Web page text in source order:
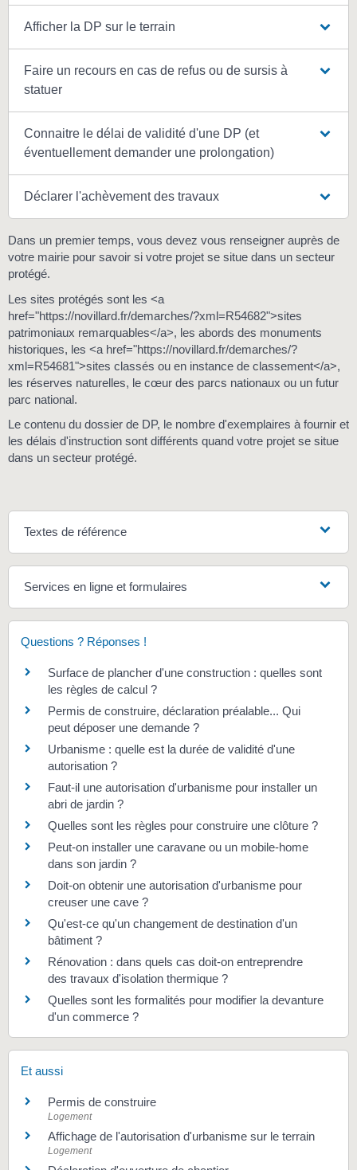
Afficher la DP sur le terrain
Faire un recours en cas de refus ou de sursis à
statuer
Connaitre le délai de validité d'une DP (et
éventuellement demander une prolongation)
Déclarer l'achèvement des travaux
Dans un premier temps, vous devez vous renseigner auprès de
votre mairie pour savoir si votre projet se situe dans un secteur
protégé.
Les sites protégés sont les <a
href="https://novillard.fr/demarches/?xml=R54682">sites
patrimoniaux remarquables</a>, les abords des monuments
historiques, les <a href="https://novillard.fr/demarches/?
xml=R54681">sites classés ou en instance de classement</a>,
les réserves naturelles, le cœur des parcs nationaux ou un futur
parc national.
Le contenu du dossier de DP, le nombre d'exemplaires à fournir et
les délais d'instruction sont différents quand votre projet se situe
dans un secteur protégé.
Textes de référence
Services en ligne et formulaires
Questions ? Réponses !
Surface de plancher d'une construction : quelles sont
les règles de calcul ?
Permis de construire, déclaration préalable... Qui
peut déposer une demande ?
Urbanisme : quelle est la durée de validité d'une
autorisation ?
Faut-il une autorisation d'urbanisme pour installer un
abri de jardin ?
Quelles sont les règles pour construire une clôture ?
Peut-on installer une caravane ou un mobile-home
dans son jardin ?
Doit-on obtenir une autorisation d'urbanisme pour
creuser une cave ?
Qu'est-ce qu'un changement de destination d'un
bâtiment ?
Rénovation : dans quels cas doit-on entreprendre
des travaux d'isolation thermique ?
Quelles sont les formalités pour modifier la devanture
d'un commerce ?
Et aussi
Permis de construire
Logement
Affichage de l'autorisation d'urbanisme sur le terrain
Logement